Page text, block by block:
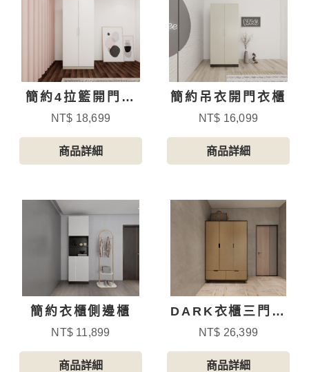
簡約4拉籃開門衣
櫃
NT$ 18,699
商品詳細
簡約吊衣開門衣櫃
NT$ 16,099
商品詳細
簡約衣櫃側邊櫃
NT$ 11,899
商品詳細
DARK衣櫃三門附
抽屜
NT$ 26,399
商品詳細